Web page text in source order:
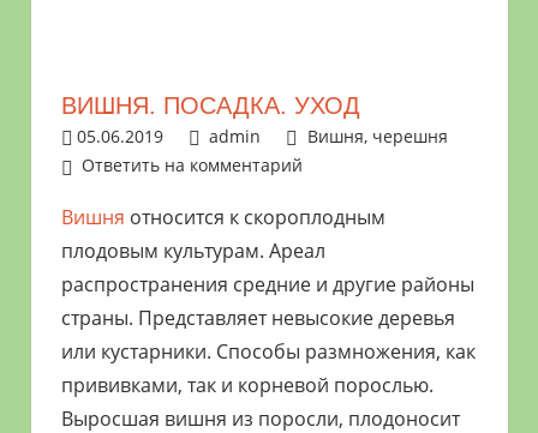
Поможем
обустройстве
дачного
выращивании
богатого
урожая.
ВИШНЯ. ПОСАДКА. УХОД
05.06.2019 admin
Вишня, черешня
Ответить на комментарий
Вишня относится к скороплодным
плодовым культурам. Ареал
распространения средние и другие районы
страны. Представляет невысокие деревья
или кустарники. Способы размножения, как
прививками, так и корневой порослью.
Выросшая вишня из поросли, плодоносит